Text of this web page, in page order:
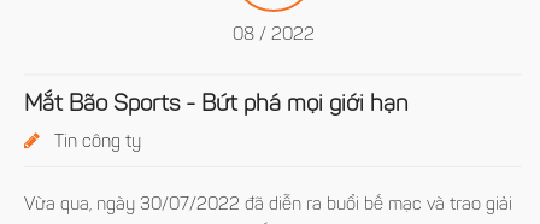
08 / 2022
Mắt Bão Sports - Bứt phá mọi giới hạn
Tin công ty
Vừa qua, ngày 30/07/2022 đã diễn ra buổi bế mạc và trao giải